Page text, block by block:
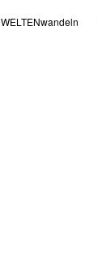
WELTENwandeln